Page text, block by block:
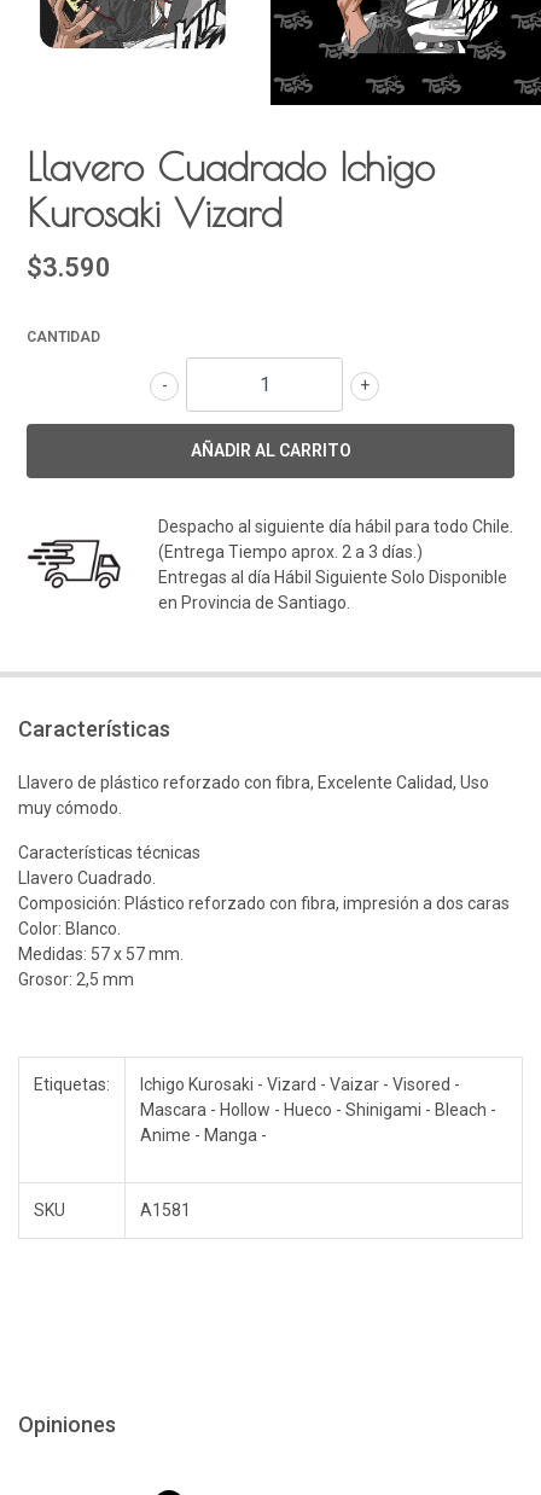
Llavero Cuadrado Ichigo
Kurosaki Vizard
$3.590
CANTIDAD
+
-
Despacho al siguiente día hábil para todo Chile.
(Entrega Tiempo aprox. 2 a 3 días.)
Entregas al día Hábil Siguiente Solo Disponible
en Provincia de Santiago.
Características
Llavero de plástico reforzado con fibra, Excelente Calidad, Uso
muy cómodo.
Características técnicas
Llavero Cuadrado.
Composición: Plástico reforzado con fibra, impresión a dos caras
Color: Blanco.
Medidas: 57 x 57 mm.
Grosor: 2,5 mm
Etiquetas:
Ichigo Kurosaki - Vizard - Vaizar - Visored -
Mascara - Hollow - Hueco - Shinigami - Bleach -
Anime - Manga -
SKU A1581
Opiniones